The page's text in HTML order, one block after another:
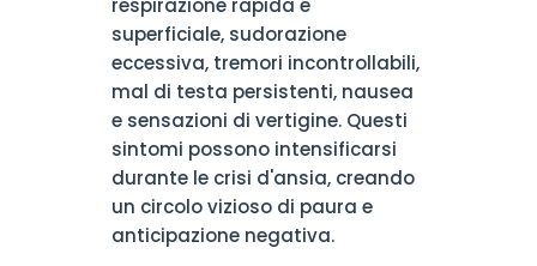
respirazione rapida e
superficiale, sudorazione
eccessiva, tremori incontrollabili,
mal di testa persistenti, nausea
e sensazioni di vertigine. Questi
sintomi possono intensificarsi
durante le crisi d'ansia, creando
un circolo vizioso di paura e
anticipazione negativa.